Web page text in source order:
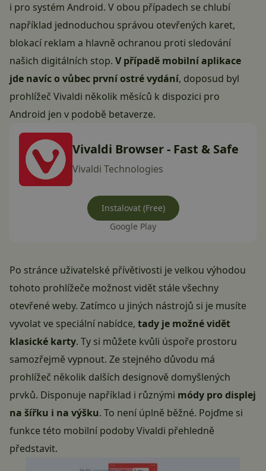
i pro systém Android. V obou případech se chlubí
například jednoduchou správou otevřených karet,
blokací reklam a hlavně ochranou proti sledování
našich digitálních stop. V případě mobilní aplikace
jde navíc o vůbec první ostré vydání, doposud byl
prohlížeč Vivaldi několik měsíců k dispozici pro
Android jen v podobě betaverze.
Vivaldi Browser - Fast & Safe
Vivaldi Technologies
Instalovat (Free)
Google Play
Po stránce uživatelské přívětivosti je velkou výhodou
tohoto prohlížeče možnost vidět stále všechny
otevřené weby. Zatímco u jiných nástrojů si je musíte
vyvolat ve speciální nabídce, tady je možné vidět
klasické karty. Ty si můžete kvůli úspoře prostoru
samozřejmě vypnout. Ze stejného důvodu má
prohlížeč několik dalších designově domyšlených
prvků. Disponuje například i různými módy pro displej
na šířku i na výšku. To není úplně běžné. Pojďme si
funkce této mobilní podoby Vivaldi přehledně
představit.